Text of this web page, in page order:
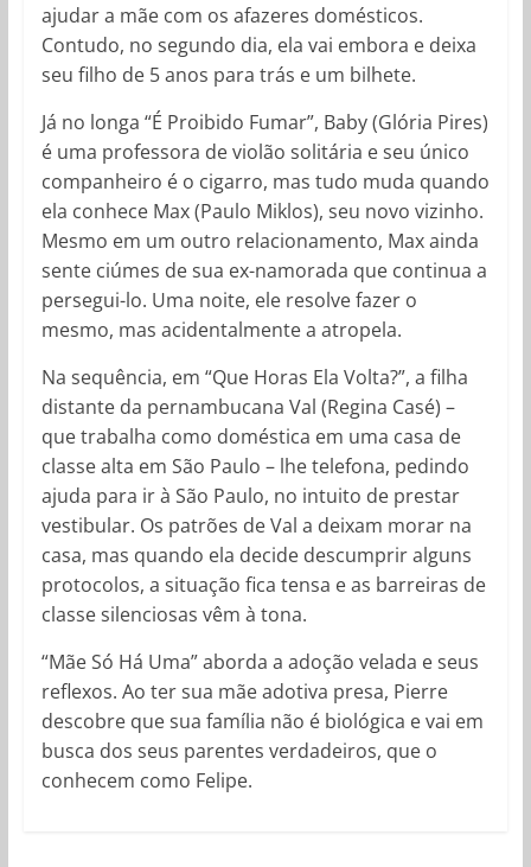
ajudar a mãe com os afazeres domésticos.
Contudo, no segundo dia, ela vai embora e deixa
seu filho de 5 anos para trás e um bilhete.
Já no longa “É Proibido Fumar”, Baby (Glória Pires)
é uma professora de violão solitária e seu único
companheiro é o cigarro, mas tudo muda quando
ela conhece Max (Paulo Miklos), seu novo vizinho.
Mesmo em um outro relacionamento, Max ainda
sente ciúmes de sua ex-namorada que continua a
persegui-lo. Uma noite, ele resolve fazer o
mesmo, mas acidentalmente a atropela.
Na sequência, em “Que Horas Ela Volta?”, a filha
distante da pernambucana Val (Regina Casé) –
que trabalha como doméstica em uma casa de
classe alta em São Paulo – lhe telefona, pedindo
ajuda para ir à São Paulo, no intuito de prestar
vestibular. Os patrões de Val a deixam morar na
casa, mas quando ela decide descumprir alguns
protocolos, a situação fica tensa e as barreiras de
classe silenciosas vêm à tona.
“Mãe Só Há Uma” aborda a adoção velada e seus
reflexos. Ao ter sua mãe adotiva presa, Pierre
descobre que sua família não é biológica e vai em
busca dos seus parentes verdadeiros, que o
conhecem como Felipe.